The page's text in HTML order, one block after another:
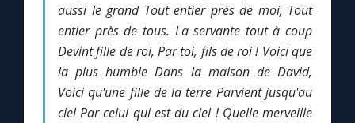
Avec Thérèse de Lisieux
L'Évangile chaque jour
Les premiers samedis du mois
aussi le grand Tout entier près de moi, Tout
entier près de tous. La servante tout à coup
Devint fille de roi, Par toi, fils de roi ! Voici que
la plus humble Dans la maison de David,
Voici qu'une fille de la terre Parvient jusqu'au
ciel Par celui qui est du ciel ! Quelle merveille